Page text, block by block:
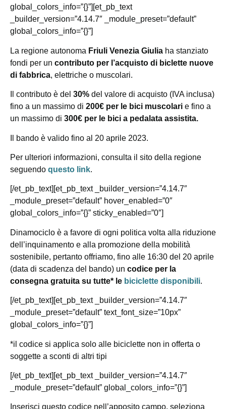
global_colors_info=”{}”][et_pb_text
_builder_version=”4.14.7″ _module_preset=”default”
global_colors_info=”{}”]
La regione autonoma Friuli Venezia Giulia ha stanziato
fondi per un contributo per l’acquisto di biclette nuove
di fabbrica, elettriche o muscolari.
Il contributo è del 30% del valore di acquisto (IVA inclusa)
fino a un massimo di 200€ per le bici muscolari e fino a
un massimo di 300€ per le bici a pedalata assistita.
Il bando è valido fino al 20 aprile 2023.
Per ulteriori informazioni, consulta il sito della regione
seguendo questo link.
[/et_pb_text][et_pb_text _builder_version=”4.14.7″
_module_preset=”default” hover_enabled=”0″
global_colors_info=”{}” sticky_enabled=”0″]
Dinamociclo è a favore di ogni politica volta alla riduzione
dell’inquinamento e alla promozione della mobilità
sostenibile, pertanto offriamo, fino alle 16:30 del 20 aprile
(data di scadenza del bando) un codice per la
consegna gratuita su tutte* le biciclette disponibili.
[/et_pb_text][et_pb_text _builder_version=”4.14.7″
_module_preset=”default” text_font_size=”10px”
global_colors_info=”{}”]
*il codice si applica solo alle biciclette non in offerta o
soggette a sconti di altri tipi
[/et_pb_text][et_pb_text _builder_version=”4.14.7″
_module_preset=”default” global_colors_info=”{}”]
Inserisci questo codice nell’apposito campo, seleziona